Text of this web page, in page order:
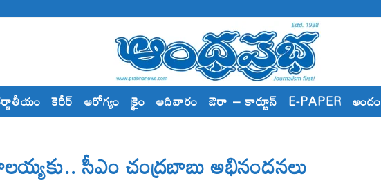
కెరీర్ ఆరోగ్యం క్రైం ఆదివారం ఔరా – కార్టూన్ E-PAPER అందం
సీఎం చంద్రబాబు అభినందనలు